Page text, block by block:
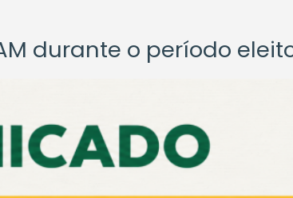
durante o período